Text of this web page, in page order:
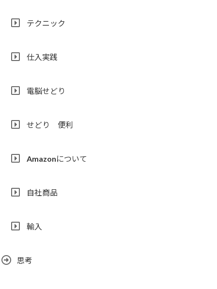
テクニック
仕入実践
電脳せどり
せどり 便利
Amazonについて
自社商品
輸入
思考